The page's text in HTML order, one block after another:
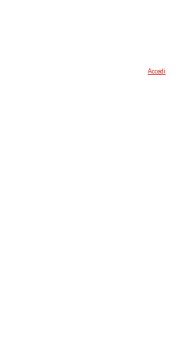
Accedi